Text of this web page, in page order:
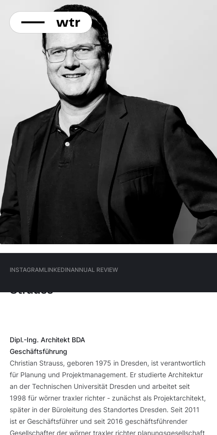
zum
Inhalt
Hauptmenü
INSTAGRAM
INSTAGRAM
LINKEDIN
LINKEDIN
ANNUAL REVIEW
ANNUAL REVIEW
Christian
Strauss
Dipl.-Ing. Architekt BDA
Geschäftsführung
Christian Strauss, geboren 1975 in Dresden, ist verantwortlich
für Planung und Projektmanagement. Er studierte Architektur
an der Technischen Universität Dresden und arbeitet seit
1998 für wörner traxler richter - zunächst als Projektarchitekt,
später in der Büroleitung des Standortes Dresden. Seit 2011
ist er Geschäftsführer und seit 2016 geschäftsführender
Gesellschafter der wörner traxler richter planungsgesellschaft